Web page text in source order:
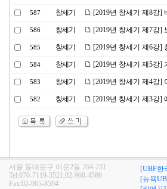
587 창세기 [2019년 창세기 제8강]
586 창세기 [2019년 창세기 제7강]
585 창세기 [2019년 창세기 제6강]
584 창세기 [2019년 창세기 제5강]
583 창세기 [2019년 창세기 제4강]
582 창세기 [2019년 창세기 제3강]
서울 동대문구 이문2동 264-231
Tel:070-7119-3521,02-968-4586
Fax:02-965-8594
[UBF한
[뉴욕